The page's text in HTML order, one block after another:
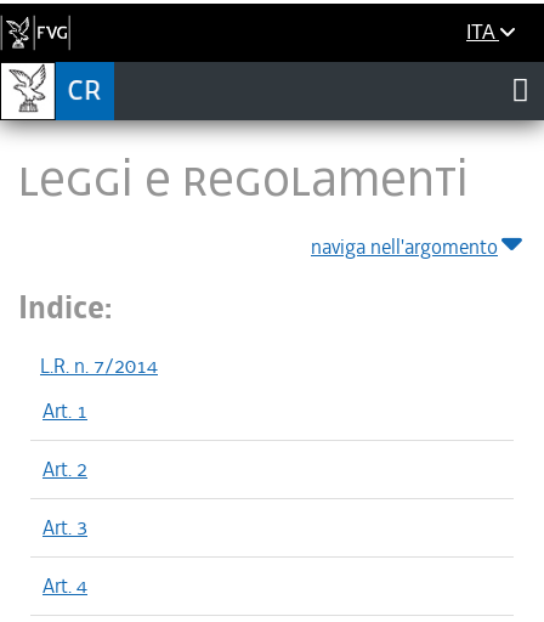
ITA
LEGGI E REGOLAMENTI
naviga nell'argomento
Indice:
L.R. n. 7/2014
Art. 1
Art. 2
Art. 3
Art. 4